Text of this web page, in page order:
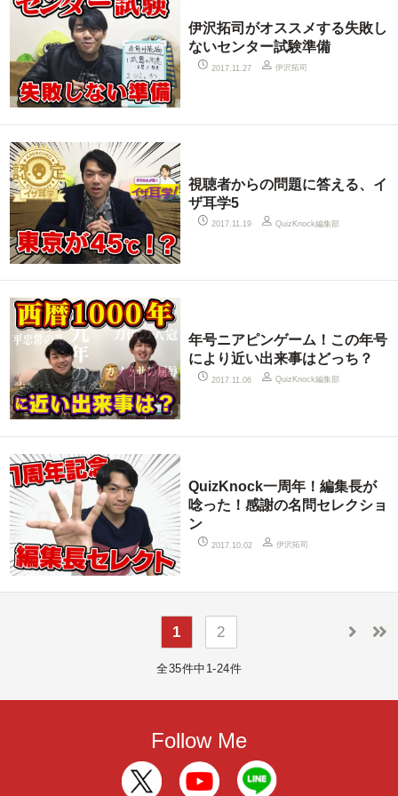
伊沢拓司がオススメする失敗し
ないセンター試験準備
2017.11.27 伊沢拓司
視聴者からの問題に答える、イ
ザ耳学5
2017.11.19 QuizKnock編集部
年号ニアピンゲーム！この年号
により近い出来事はどっち？
2017.11.06 QuizKnock編集部
QuizKnock一周年！編集長が
唸った！感謝の名問セレクショ
ン
2017.10.02 伊沢拓司
1 2
全35件中1-24件
Follow Me